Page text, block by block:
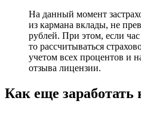
На данный момент
из кармана вклады, не
рублей. При этом, если
то рассчитываться
учетом всех процентов и
отзыва лицензии.
Как еще заработать